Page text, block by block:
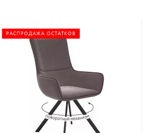
РАСПРОДАЖА ОСТАТКОВ